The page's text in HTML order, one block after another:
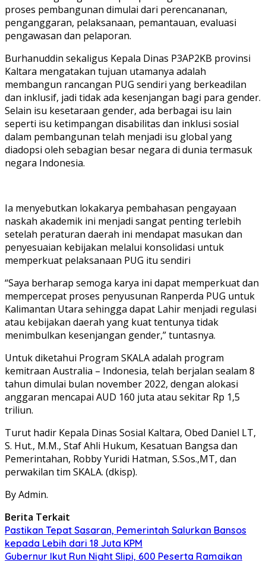
proses pembangunan dimulai dari perencananan,
penganggaran, pelaksanaan, pemantauan, evaluasi
pengawasan dan pelaporan.
Burhanuddin sekaligus Kepala Dinas P3AP2KB provinsi
Kaltara mengatakan tujuan utamanya adalah
membangun rancangan PUG sendiri yang berkeadilan
dan inklusif, jadi tidak ada kesenjangan bagi para gender.
Selain isu kesetaraan gender, ada berbagai isu lain
seperti isu ketimpangan disabilitas dan inklusi sosial
dalam pembangunan telah menjadi isu global yang
diadopsi oleh sebagian besar negara di dunia termasuk
negara Indonesia.
Ia menyebutkan lokakarya pembahasan pengayaan
naskah akademik ini menjadi sangat penting terlebih
setelah peraturan daerah ini mendapat masukan dan
penyesuaian kebijakan melalui konsolidasi untuk
memperkuat pelaksanaan PUG itu sendiri
“Saya berharap semoga karya ini dapat memperkuat dan
mempercepat proses penyusunan Ranperda PUG untuk
Kalimantan Utara sehingga dapat Lahir menjadi regulasi
atau kebijakan daerah yang kuat tentunya tidak
menimbulkan kesenjangan gender,” tuntasnya.
Untuk diketahui Program SKALA adalah program
kemitraan Australia – Indonesia, telah berjalan sealam 8
tahun dimulai bulan november 2022, dengan alokasi
anggaran mencapai AUD 160 juta atau sekitar Rp 1,5
triliun.
Turut hadir Kepala Dinas Sosial Kaltara, Obed Daniel LT,
S. Hut., M.M., Staf Ahli Hukum, Kesatuan Bangsa dan
Pemerintahan, Robby Yuridi Hatman, S.Sos.,MT, dan
perwakilan tim SKALA. (dkisp).
By Admin.
Berita Terkait
Pastikan Tepat Sasaran, Pemerintah Salurkan Bansos
kepada Lebih dari 18 Juta KPM
Gubernur Ikut Run Night Slipi, 600 Peserta Ramaikan